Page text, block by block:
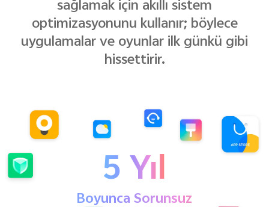
sağlamak için akıllı sistem
optimizasyonunu kullanır; böylece
uygulamalar ve oyunlar ilk günkü gibi
hissettirir.
5 Yıl
Boyunca Sorunsuz